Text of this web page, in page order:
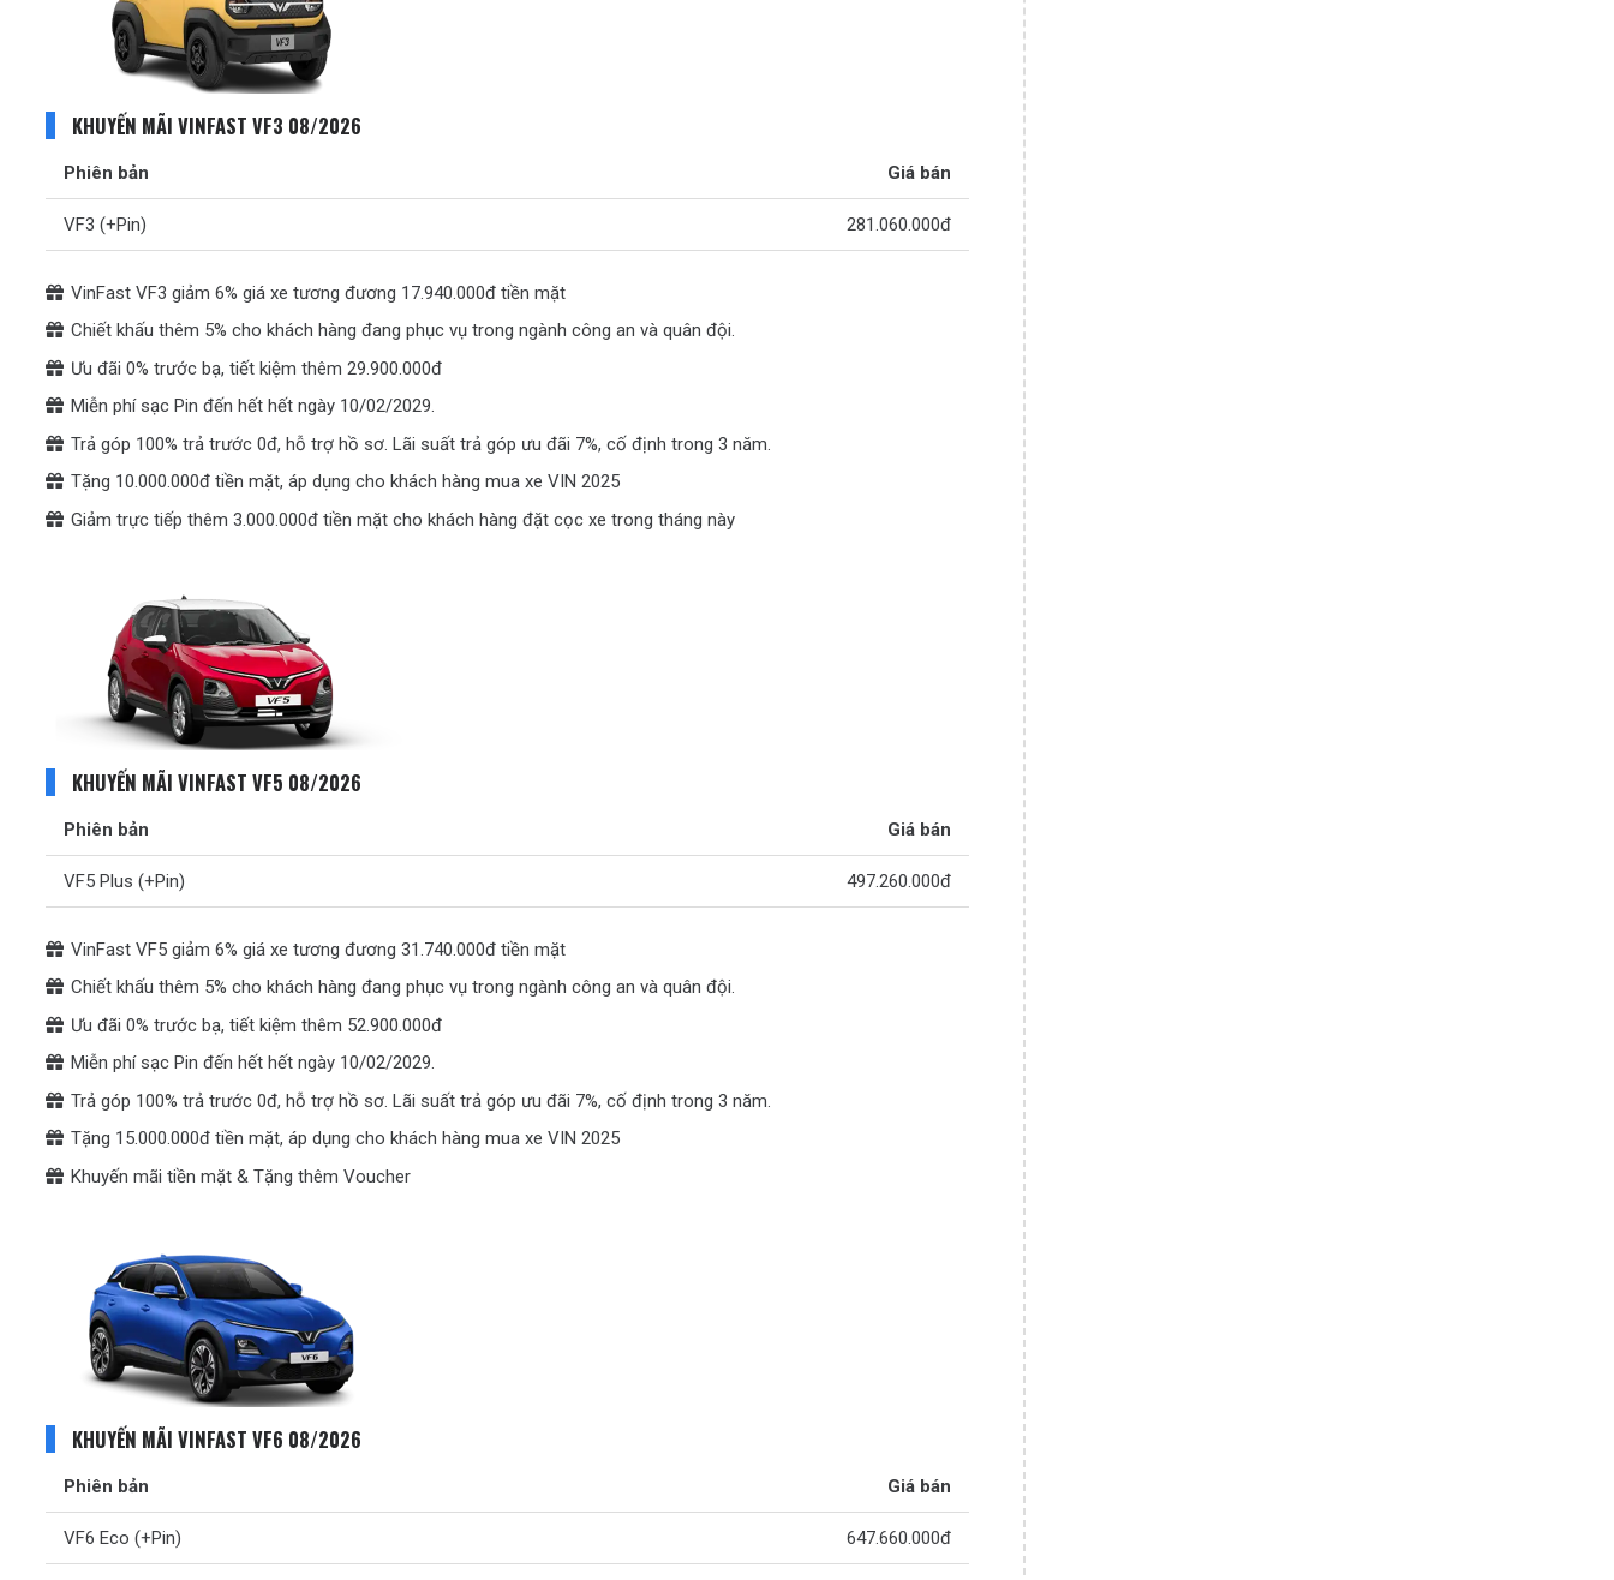
KHUYẾN MÃI VINFAST VF3 08/2026
Phiên bản Giá bán
VF3 (+Pin) 281.060.000đ
VinFast VF3 giảm 6% giá xe tương đương 17.940.000đ tiền mặt
Chiết khấu thêm 5% cho khách hàng đang phục vụ trong ngành công an và quân đội.
Ưu đãi 0% trước bạ, tiết kiệm thêm 29.900.000đ
Miễn phí sạc Pin đến hết hết ngày 10/02/2029.
Trả góp 100% trả trước 0đ, hỗ trợ hồ sơ. Lãi suất trả góp ưu đãi 7%, cố định trong 3 năm.
Tặng 10.000.000đ tiền mặt, áp dụng cho khách hàng mua xe VIN 2025
Giảm trực tiếp thêm 3.000.000đ tiền mặt cho khách hàng đặt cọc xe trong tháng này
KHUYẾN MÃI VINFAST VF5 08/2026
Phiên bản Giá bán
VF5 Plus (+Pin) 497.260.000đ
VinFast VF5 giảm 6% giá xe tương đương 31.740.000đ tiền mặt
Chiết khấu thêm 5% cho khách hàng đang phục vụ trong ngành công an và quân đội.
Ưu đãi 0% trước bạ, tiết kiệm thêm 52.900.000đ
Miễn phí sạc Pin đến hết hết ngày 10/02/2029.
Trả góp 100% trả trước 0đ, hỗ trợ hồ sơ. Lãi suất trả góp ưu đãi 7%, cố định trong 3 năm.
Tặng 15.000.000đ tiền mặt, áp dụng cho khách hàng mua xe VIN 2025
Khuyến mãi tiền mặt & Tặng thêm Voucher
KHUYẾN MÃI VINFAST VF6 08/2026
Phiên bản Giá bán
VF6 Eco (+Pin) 647.660.000đ